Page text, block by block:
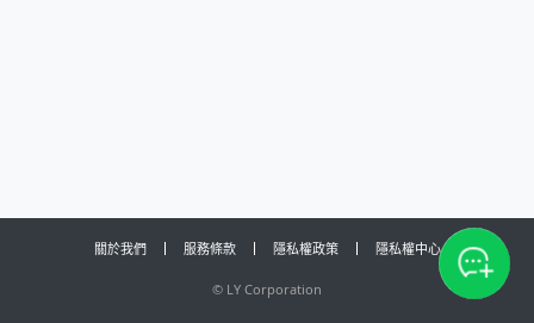
關於我們 服務條款 隱私權政策 隱私權中心
© LY Corporation